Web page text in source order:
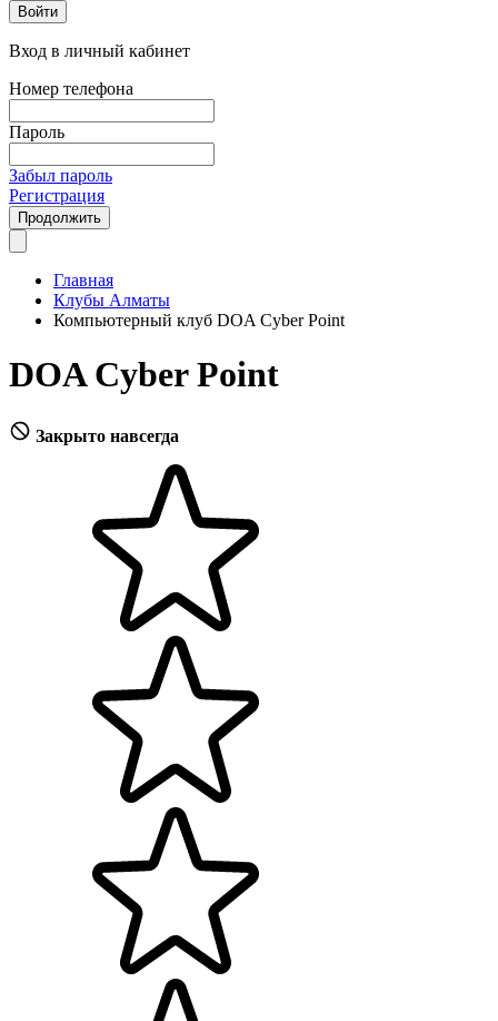
Войти
Вход в личный кабинет
Номер телефона
Пароль
Забыл пароль
Регистрация
Продолжить
Главная
Клубы Алматы
Компьютерный клуб DOA Cyber Point
DOA Cyber Point
Закрыто навсегда